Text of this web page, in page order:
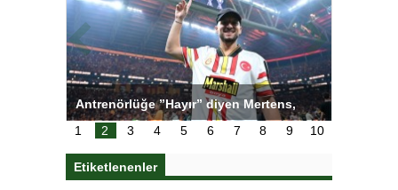
Antrenörlüğe ”Hayır” diyen Mertens,
Galatasaray’dan bakın ne istedi
1
2 3 4 5 6 7 8 9 10
Etiketlenenler